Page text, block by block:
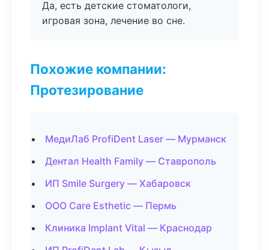
Да, есть детские стоматологи,
игровая зона, лечение во сне.
Похожие компании:
Протезирование
МедиЛаб ProfiDent Laser — Мурманск
Дентал Health Family — Ставрополь
ИП Smile Surgery — Хабаровск
ООО Care Esthetic — Пермь
Клиника Implant Vital — Краснодар